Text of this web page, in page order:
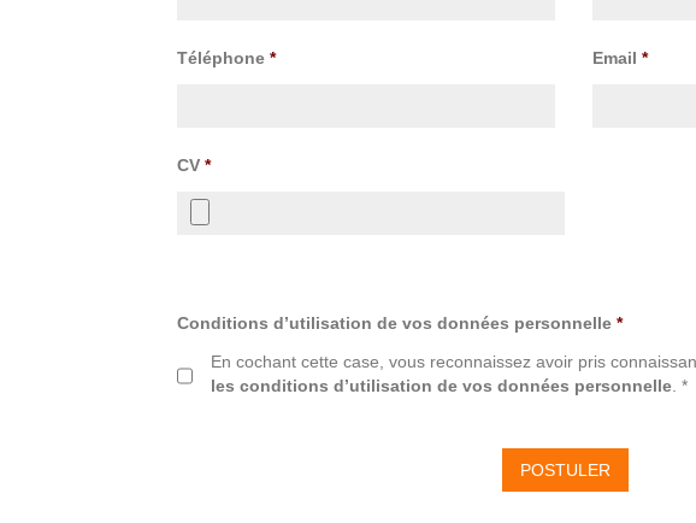
Téléphone * Email *
CV *
Conditions d’utilisation de vos données personnelle *
En cochant cette case, vous reconnaissez avoir pris
les conditions d’utilisation de vos données personnelle . *